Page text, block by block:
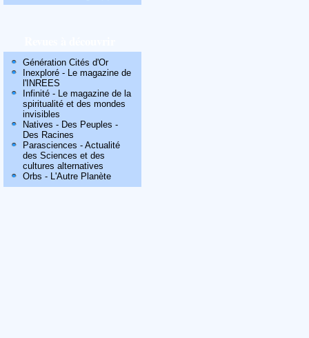
Génération Cités d'Or
Inexploré - Le magazine de
l'INREES
Infinité - Le magazine de la
spiritualité et des mondes
invisibles
Natives - Des Peuples -
Des Racines
Parasciences - Actualité
des Sciences et des
cultures alternatives
Orbs - L'Autre Planète